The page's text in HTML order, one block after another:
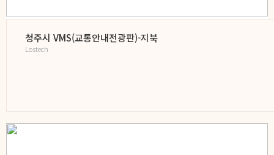
청주시 VMS(교통안내전광판)-지북
Lostech